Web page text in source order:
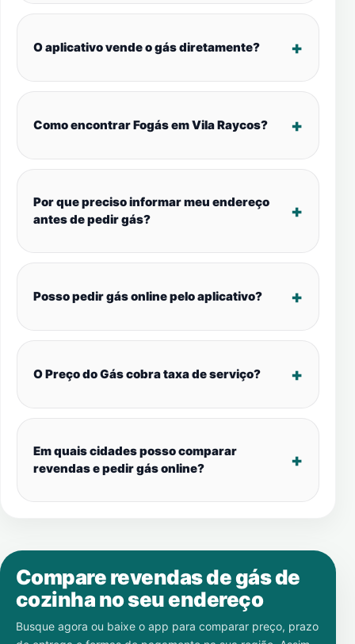
O aplicativo vende o gás diretamente?
Como encontrar Fogás em Vila Raycos?
Por que preciso informar meu endereço
antes de pedir gás?
Posso pedir gás online pelo aplicativo?
O Preço do Gás cobra taxa de serviço?
Em quais cidades posso comparar
revendas e pedir gás online?
Compare revendas de gás de
cozinha no seu endereço
Busque agora ou baixe o app para comparar preço, prazo